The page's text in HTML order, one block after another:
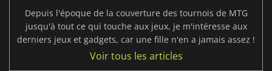
Depuis l'époque de la couverture des tournois de MTG
jusqu'à tout ce qui touche aux jeux, je m'intéresse aux
derniers jeux et gadgets, car une fille n'en a jamais assez !
Voir tous les articles